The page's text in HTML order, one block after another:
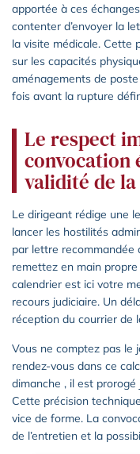
apportée à ces
contenter d’envoyer la
la visite médicale. Cette
sur les capacités
aménagements de
fois avant la rupture
Le respect
validité de
Le dirigeant rédige une
lancer les hostilités
par lettre recommandée
remettez en main
calendrier est ici votre
recours judiciaire. Un
réception du courrier de
Vous ne comptez pas le
rendez-vous dans ce
dimanche , il est prorogé
Cette précision
vice de forme. La
de l’entretien et la